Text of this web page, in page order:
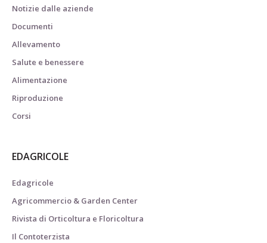
Notizie dalle aziende
Documenti
Allevamento
Salute e benessere
Alimentazione
Riproduzione
Corsi
EDAGRICOLE
Edagricole
Agricommercio & Garden Center
Rivista di Orticoltura e Floricoltura
Il Contoterzista